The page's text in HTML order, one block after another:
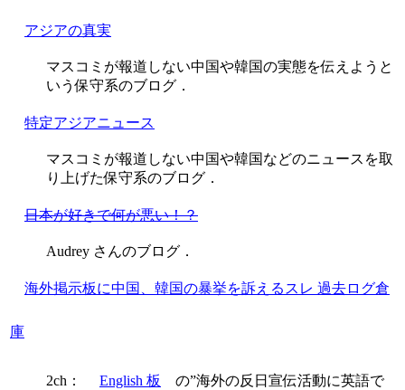
アジアの真実
マスコミが報道しない中国や韓国の実態を伝えようと
いう保守系のブログ．
特定アジアニュース
マスコミが報道しない中国や韓国などのニュースを取
り上げた保守系のブログ．
日本が好きで何が悪い！？
Audrey さんのブログ．
海外掲示板に中国、韓国の暴挙を訴えるスレ 過去ログ倉
庫
2ch： English 板
の”海外の反日宣伝活動に英語で